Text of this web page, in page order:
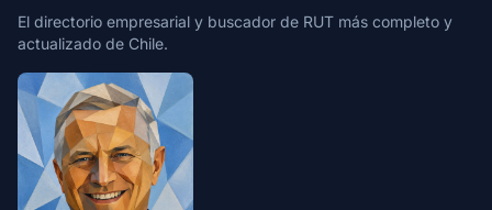
El directorio empresarial y buscador de RUT más completo y
actualizado de Chile.